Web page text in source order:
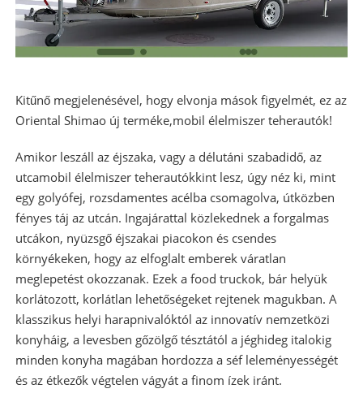
Kitűnő megjelenésével, hogy elvonja mások figyelmét, ez az
Oriental Shimao új terméke,mobil élelmiszer teherautók!
Amikor leszáll az éjszaka, vagy a délutáni szabadidő, az
utcamobil élelmiszer teherautókkint lesz, úgy néz ki, mint
egy golyófej, rozsdamentes acélba csomagolva, útközben
fényes táj az utcán. Ingajárattal közlekednek a forgalmas
utcákon, nyüzsgő éjszakai piacokon és csendes
környékeken, hogy az elfoglalt emberek váratlan
meglepetést okozzanak. Ezek a food truckok, bár helyük
korlátozott, korlátlan lehetőségeket rejtenek magukban. A
klasszikus helyi harapnivalóktól az innovatív nemzetközi
konyháig, a levesben gőzölgő tésztától a jéghideg italokig
minden konyha magában hordozza a séf leleményességét
és az étkezők végtelen vágyát a finom ízek iránt.